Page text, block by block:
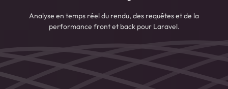
Analyse en temps réel du rendu, des requêtes et de la
performance front et back pour Laravel.